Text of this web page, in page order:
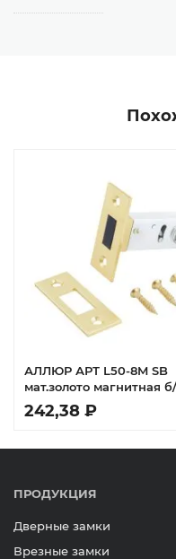
АЛЛЮР АРТ L50-8M SB
мат.золото магнитная
Защёлка
242,38 ₽
ПРОДУКЦИЯ
Дверные замки
Врезные замки